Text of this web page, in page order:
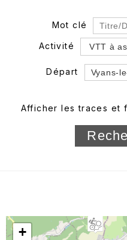
Mot clé
Activité
Départ
Département
Longueur min/max
Trier par
Afficher les traces et
+